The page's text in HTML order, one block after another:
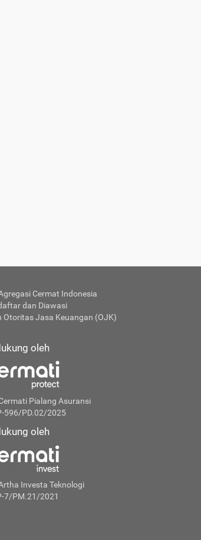
Cermat Indonesia
dan Diawasi
Otoritas Jasa Keuangan (OJK)
oleh
Pialang Asuransi
596/PD.02/2025
oleh
Investa Teknologi
7/PM.21/2021